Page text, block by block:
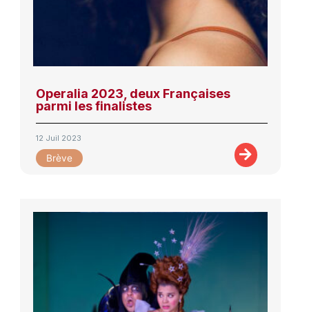
Operalia 2023, deux Françaises
parmi les finalistes
12 Juil 2023
Brève